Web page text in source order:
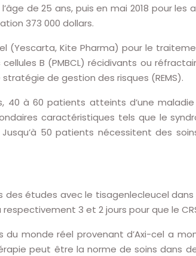
de 25 ans, puis en mai 2018 pour
373 000 dollars.
(Yescarta, Kite Pharma) pour le
B (PMBCL) récidivants ou
de gestion des risques (REMS).
40 à 60 patients atteints d’une
caractéristiques tels que le
Jusqu’à 50 patients nécessitent des
études avec le tisagenlecleucel
3 et 2 jours pour que le
monde réel provenant d’Axi-cel a
peut être la norme de soins dans